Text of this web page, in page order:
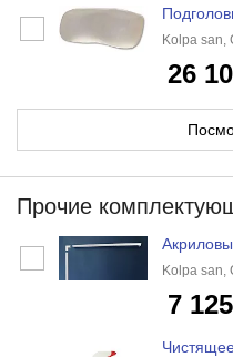
Kolpa san,
26
Прочие
Kolpa san,
7 125